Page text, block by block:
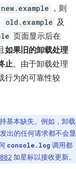
new.example ，则
old.example 及
页面显示后在
如果旧的卸载处理
止。由于卸载处理
行为的可靠性较
基本缺失。例如，卸载
出的任何请求都不会显
console.log 调用都
加星标以接收更新。